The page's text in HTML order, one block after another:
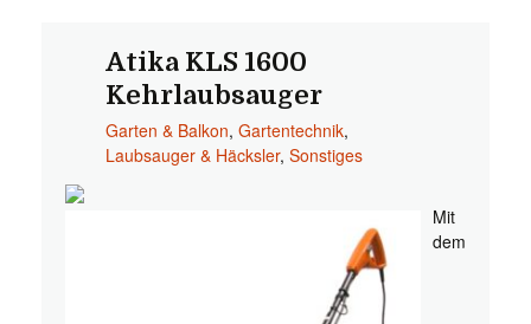
Atika KLS 1600
Kehrlaubsauger
Garten & Balkon, Gartentechnik,
Laubsauger & Häcksler, Sonstiges
Mit
dem